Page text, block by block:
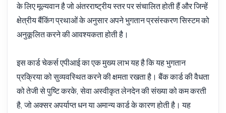
के लिए मूल्यवान है जो अंतरराष्ट्रीय स्तर पर संचालित होती हैं और जिन्हें
क्षेत्रीय बैंकिंग प्रथाओं के अनुसार अपने भुगतान प्रसंस्करण सिस्टम को
अनुकूलित करने की आवश्यकता होती है।
इस कार्ड चेकर्स एपीआई का एक मुख्य लाभ यह है कि यह भुगतान
प्रक्रिया को सुव्यवस्थित करने की क्षमता रखता है। बैंक कार्ड की वैधता
को तेजी से पुष्टि करके, सेवा अस्वीकृत लेनदेन की संख्या को कम करती
है, जो अक्सर अपर्याप्त धन या अमान्य कार्ड के कारण होती है। यह